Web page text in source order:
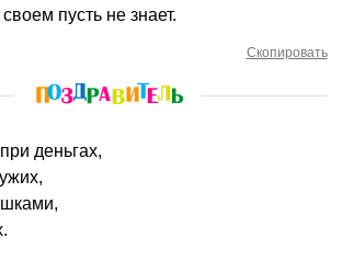
пусть не знает.
Скопировать
деньгах,